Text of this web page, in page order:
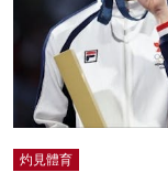
灼見體育